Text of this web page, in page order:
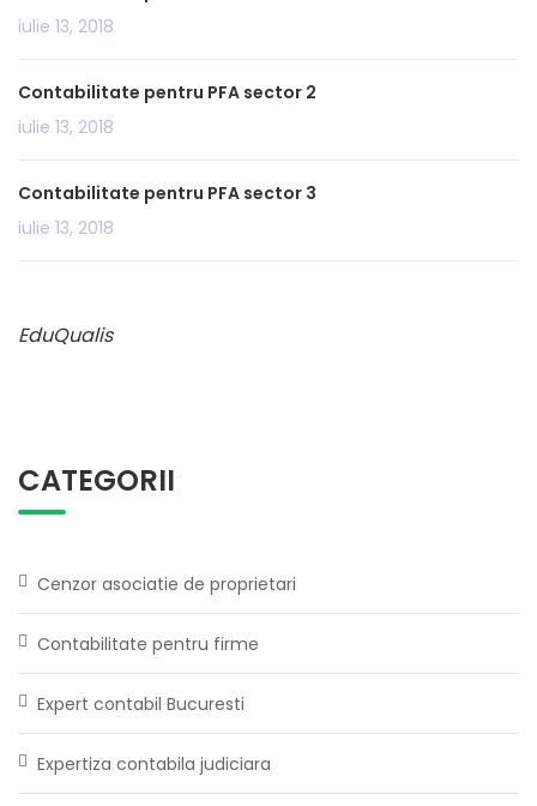
iulie 13, 2018
Contabilitate pentru PFA sector 2
iulie 13, 2018
Contabilitate pentru PFA sector 3
iulie 13, 2018
EduQualis
CATEGORII
Cenzor asociatie de proprietari
Contabilitate pentru firme
Expert contabil Bucuresti
Expertiza contabila judiciara